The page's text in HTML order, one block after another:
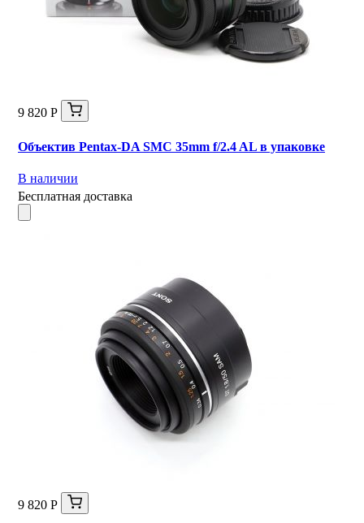
9 820 Р
Объектив Pentax-DA SMC 35mm f/2.4 AL в упаковке
В наличии
Бесплатная доставка
9 820 Р